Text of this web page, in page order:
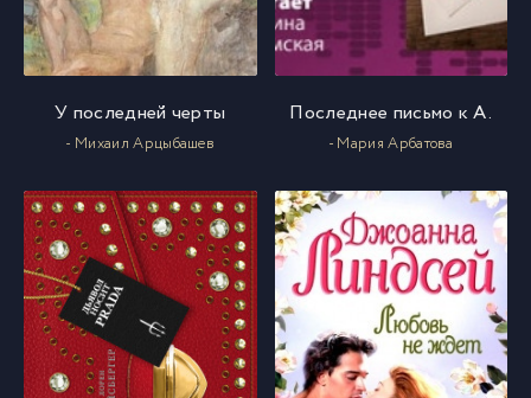
У последней черты
- Михаил Арцыбашев
Последнее письмо к А.
- Мария Арбатова